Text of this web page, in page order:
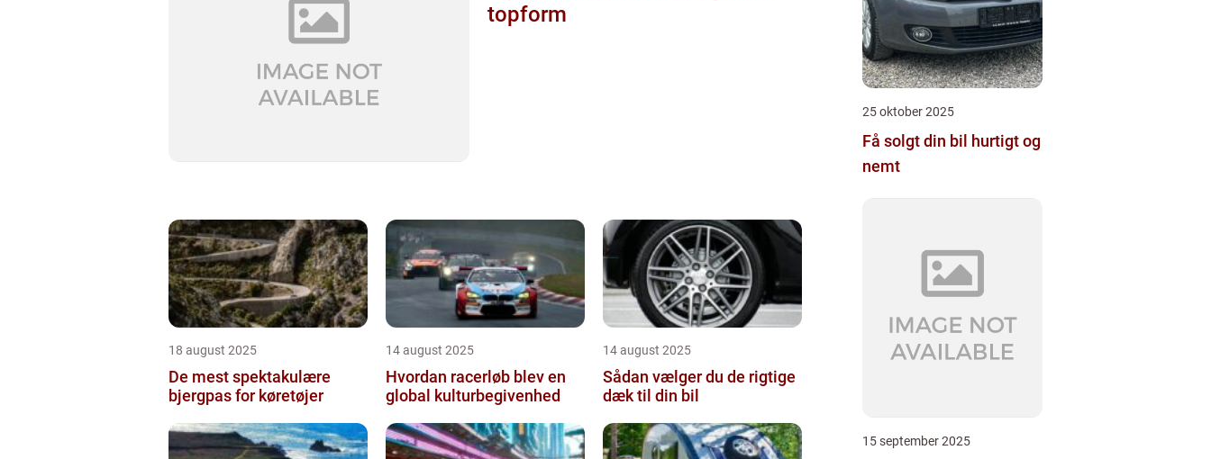
topform
18 august 2025
De mest spektakulære
bjergpas for køretøjer
14 august 2025
Hvordan racerløb blev en
global kulturbegivenhed
14 august 2025
Sådan vælger du de rigtige
dæk til din bil
25 oktober 2025
Få solgt din bil hurtigt og
nemt
15 september 2025